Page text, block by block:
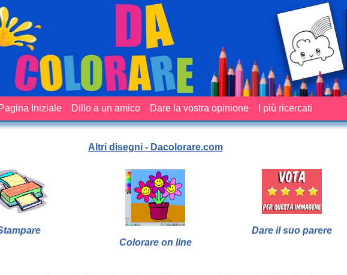
Pagina Iniziale Dillo a un amico Dare la vostra opinione I più ricercati
Altri disegni - Dacolorare.com
Colorare on line
Dare il suo parere